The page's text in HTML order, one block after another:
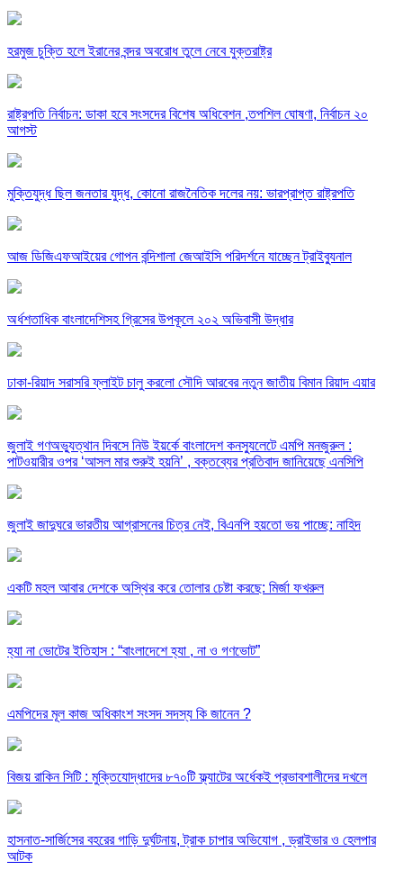
হরমুজ চুক্তি হলে ইরানের বন্দর অবরোধ তুলে নেবে যুক্তরাষ্ট্র
রাষ্ট্রপতি নির্বাচন: ডাকা হবে সংসদের বিশেষ অধিবেশন ,তপশিল ঘোষণা, নির্বাচন ২০
আগস্ট
মুক্তিযুদ্ধ ছিল জনতার যুদ্ধ, কোনো রাজনৈতিক দলের নয়: ভারপ্রাপ্ত রাষ্ট্রপতি
আজ ডিজিএফআইয়ের গোপন বন্দিশালা জেআইসি পরিদর্শনে যাচ্ছেন ট্রাইব্যুনাল
অর্ধশতাধিক বাংলাদেশিসহ গ্রিসের উপকূলে ২০২ অভিবাসী উদ্ধার
ঢাকা-রিয়াদ সরাসরি ফ্লাইট চালু করলো সৌদি আরবের নতুন জাতীয় বিমান রিয়াদ এয়ার
জুলাই গণঅভ্যুত্থান দিবসে নিউ ইয়র্কে বাংলাদেশ কনস্যুলেটে এমপি মনজুরুল :
পাটওয়ারীর ওপর ‘আসল মার শুরুই হয়নি’ , বক্তব্যের প্রতিবাদ জানিয়েছে এনসিপি
জুলাই জাদুঘরে ভারতীয় আগ্রাসনের চিত্র নেই, বিএনপি হয়তো ভয় পাচ্ছে: নাহিদ
একটি মহল আবার দেশকে অস্থির করে তোলার চেষ্টা করছে: মির্জা ফখরুল
হ্যা না ভোটের ইতিহাস : “বাংলাদেশে হ্যা , না ও গণভোট”
এমপিদের মূল কাজ অধিকাংশ সংসদ সদস্য কি জানেন ?
বিজয় রাকিন সিটি : মুক্তিযোদ্ধাদের ৮৭০টি ফ্ল্যাটের অর্ধেকই প্রভাবশালীদের দখলে
হাসনাত-সার্জিসের বহরের গাড়ি দুর্ঘটনায়, ট্রাক চাপার অভিযোগ , ড্রাইভার ও হেলপার
আটক